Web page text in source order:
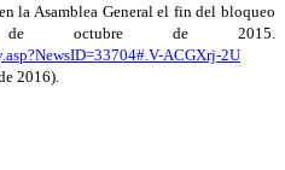
la Asamblea General el fin del bloqueo
octubre de 2015.
ACGXrj-2U
2016).